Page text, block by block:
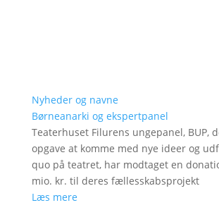
Nyheder og navne
Børneanarki og ekspertpanel
Teaterhuset Filurens ungepanel, BUP,
opgave at komme med nye ideer og
quo på teatret, har modtaget en
mio. kr. til deres fællesskabsprojekt
Læs mere